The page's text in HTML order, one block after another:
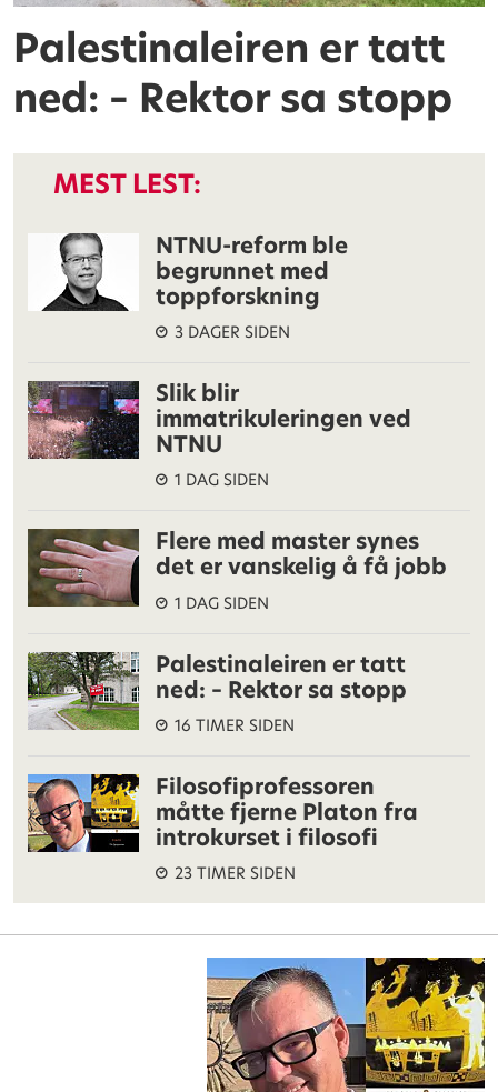
Palestinaleiren er tatt
ned: – Rektor sa stopp
MEST LEST:
NTNU-reform ble
begrunnet med
toppforskning
3 DAGER SIDEN
Slik blir
immatrikuleringen ved
NTNU
1 DAG SIDEN
Flere med master synes
det er vanskelig å få jobb
1 DAG SIDEN
Palestinaleiren er tatt
ned: – Rektor sa stopp
16 TIMER SIDEN
Filosofiprofessoren
måtte fjerne Platon fra
introkurset i filosofi
23 TIMER SIDEN